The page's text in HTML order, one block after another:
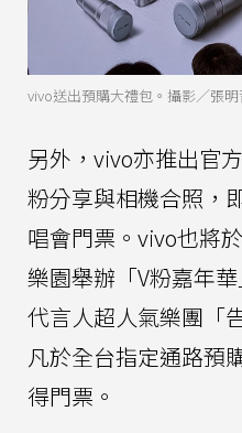
vivo送出預購大禮包。攝影／張
另外，vivo亦推出官
粉分享與相機合照，
唱會門票。vivo也將
樂園舉辦「V粉嘉年
代言人超人氣樂團「
凡於全台指定通路預
得門票。